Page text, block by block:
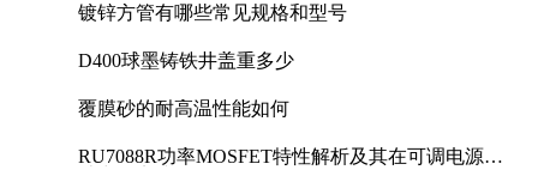
镀锌方管有哪些常见规格和型号
D400球墨铸铁井盖重多少
覆膜砂的耐高温性能如何
RU7088R功率MOSFET特性解析及其在可调电源设